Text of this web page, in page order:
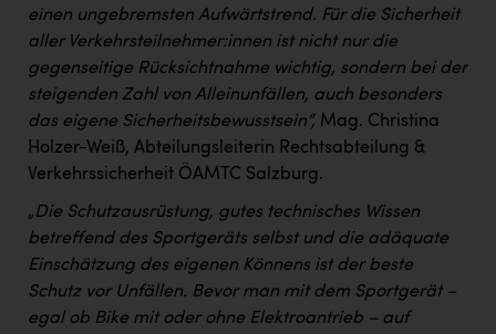
einen ungebremsten Aufwärtstrend. Für die Sicherheit
aller Verkehrsteilnehmer:innen ist nicht nur die
gegenseitige Rücksichtnahme wichtig, sondern bei der
steigenden Zahl von Alleinunfällen, auch besonders
das eigene Sicherheitsbewusstsein“, Mag. Christina
Holzer-Weiß, Abteilungsleiterin Rechtsabteilung &
Verkehrssicherheit ÖAMTC Salzburg.
„Die Schutzausrüstung, gutes technisches Wissen
betreffend des Sportgeräts selbst und die adäquate
Einschätzung des eigenen Könnens ist der beste
Schutz vor Unfällen. Bevor man mit dem Sportgerät –
egal ob Bike mit oder ohne Elektroantrieb – auf